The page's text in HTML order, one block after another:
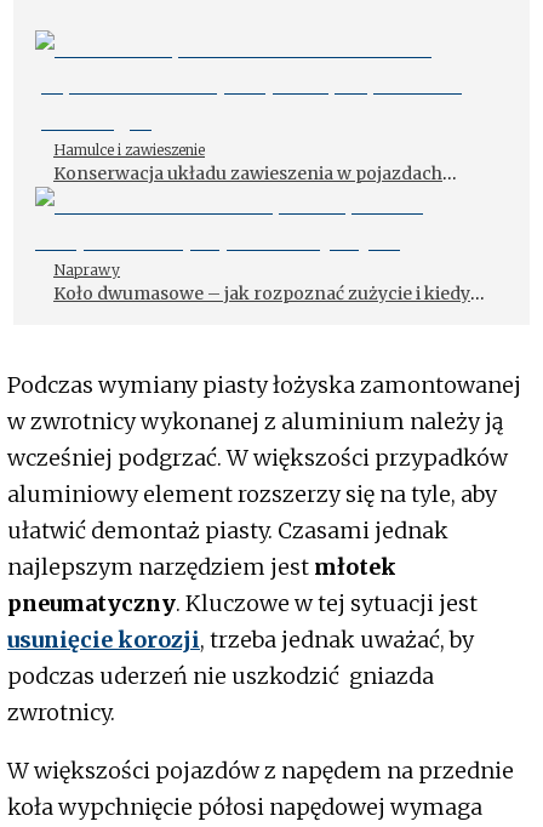
Hamulce i zawieszenie
Konserwacja układu zawieszenia w pojazdach
elektrycznych – jak powinna przebiegać
Naprawy
Koło dwumasowe – jak rozpoznać zużycie i kiedy
Podczas wymiany piasty łożyska zamontowanej
w zwrotnicy wykonanej z aluminium należy ją
wcześniej podgrzać. W większości przypadków
aluminiowy element rozszerzy się na tyle, aby
ułatwić demontaż piasty. Czasami jednak
najlepszym narzędziem jest młotek
pneumatyczny. Kluczowe w tej sytuacji jest
usunięcie korozji, trzeba jednak uważać, by
podczas uderzeń nie uszkodzić gniazda
zwrotnicy.
W większości pojazdów z napędem na przednie
koła wypchnięcie półosi napędowej wymaga